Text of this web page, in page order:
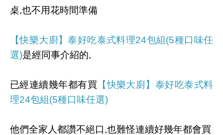
桌,也不用花時間準備
【快樂大廚】泰好吃泰式料理24包組(5種口味任
選)是經同事介紹的,
已經連續幾年都有買 【快樂大廚】泰好吃泰式料
理24包組(5種口味任選)
他們全家人都讚不絕口,也難怪連續好幾年都會買